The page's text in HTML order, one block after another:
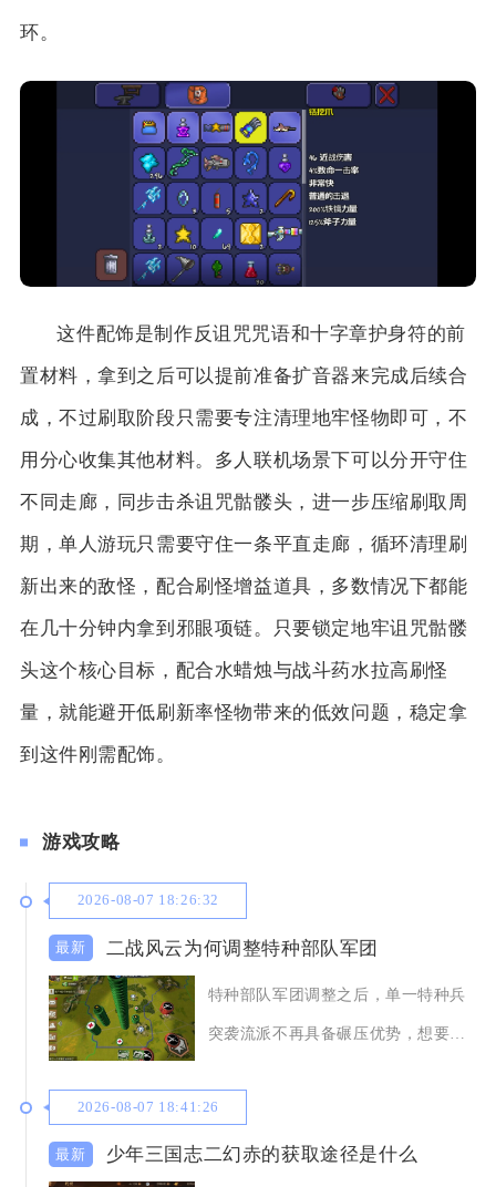
环。
这件配饰是制作反诅咒咒语和十字章护身符的前
置材料，拿到之后可以提前准备扩音器来完成后续合
成，不过刷取阶段只需要专注清理地牢怪物即可，不
用分心收集其他材料。多人联机场景下可以分开守住
不同走廊，同步击杀诅咒骷髅头，进一步压缩刷取周
期，单人游玩只需要守住一条平直走廊，循环清理刷
新出来的敌怪，配合刷怪增益道具，多数情况下都能
在几十分钟内拿到邪眼项链。只要锁定地牢诅咒骷髅
头这个核心目标，配合水蜡烛与战斗药水拉高刷怪
量，就能避开低刷新率怪物带来的低效问题，稳定拿
到这件刚需配饰。
游戏攻略
2026-08-07 18:26:32
二战风云为何调整特种部队军团
特种部队军团调整之后，单一特种兵
突袭流派不再具备碾压优势，想要发
2026-08-07 18:41:26
少年三国志二幻赤的获取途径是什么